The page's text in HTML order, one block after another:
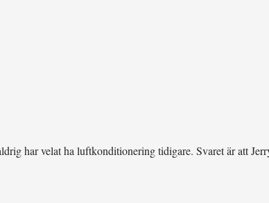
har velat ha luftkonditionering tidigare. Svaret är att